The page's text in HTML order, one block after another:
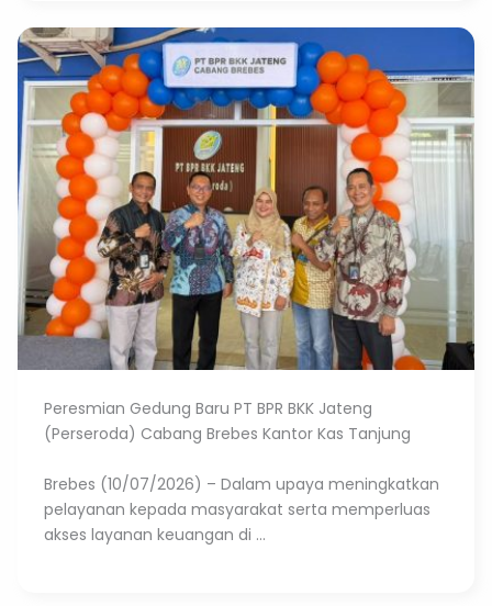
Peresmian Gedung Baru PT BPR BKK Jateng
(Perseroda) Cabang Brebes Kantor Kas Tanjung
Brebes (10/07/2026) – Dalam upaya meningkatkan
pelayanan kepada masyarakat serta memperluas
akses layanan keuangan di ...